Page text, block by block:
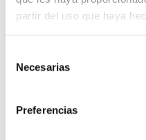
partir del uso que haya
Necesarias
Preferencias
Reseñas Google
SOLICITA UNA CITA
Condiciones de venta
Productos y